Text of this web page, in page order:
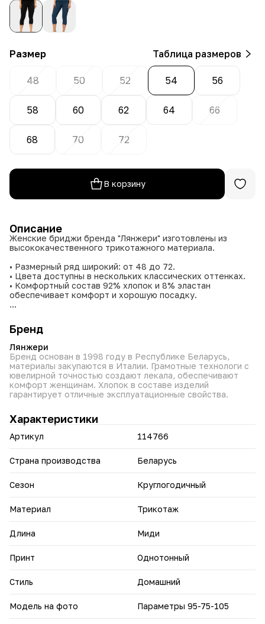
Размер Таблица размеров
48 50 52 54 56
58 60 62 64 66
68 70 72
В корзину
Описание
Женские бриджи бренда "Лянжери" изготовлены из
высококачественного трикотажного материала.
• Размерный ряд широкий: от 48 до 72.
• Цвета доступны в нескольких классических оттенках.
• Комфортный состав 92% хлопок и 8% эластан
обеспечивает комфорт и хорошую посадку.
обеспечивая удобство и долговечность за счет
натурального материала с добавлением эластана.
Бренд
Лянжери
Бренд основан в 1998 году в Республике Беларусь,
материалы закупаются в Италии. Грамотные технологи с
ювелирной точностью создают лекала, обеспечивают
комфорт женщинам. Хлопок в составе изделий
гарантирует отличные эксплуатационные свойства.
Характеристики
Артикул 114766
Страна производства Беларусь
Сезон Круглогодичный
Материал Трикотаж
Длина Миди
Принт Однотонный
Стиль Домашний
Модель на фото Параметры 95-75-105